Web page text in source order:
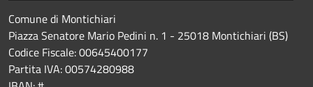
Comune di Montichiari
Piazza Senatore Mario Pedini n. 1 - 25018 Montichiari (BS)
Codice Fiscale: 00645400177
Partita IVA: 00574280988